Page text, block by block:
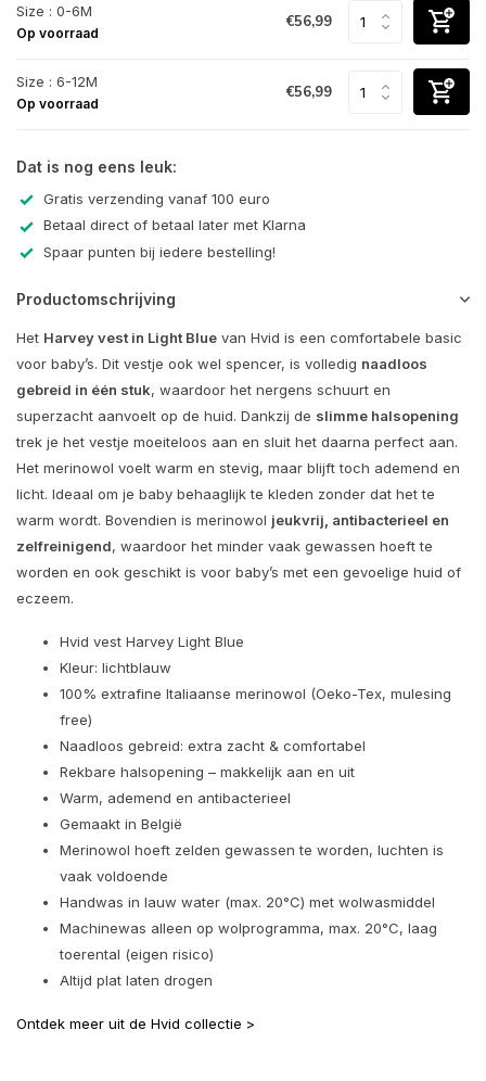
Size : 0-6M
Op voorraad
€56,99
Size : 6-12M
Op voorraad
€56,99
Dat is nog eens leuk:
Gratis verzending vanaf 100 euro
Betaal direct of betaal later met Klarna
Spaar punten bij iedere bestelling!
Productomschrijving
Het Harvey vest in Light Blue van Hvid is een comfortabele basic
voor baby’s. Dit vestje ook wel spencer, is volledig naadloos
gebreid in één stuk, waardoor het nergens schuurt en
superzacht aanvoelt op de huid. Dankzij de slimme halsopening
trek je het vestje moeiteloos aan en sluit het daarna perfect aan.
Het merinowol voelt warm en stevig, maar blijft toch ademend en
licht. Ideaal om je baby behaaglijk te kleden zonder dat het te
warm wordt. Bovendien is merinowol jeukvrij, antibacterieel en
zelfreinigend, waardoor het minder vaak gewassen hoeft te
worden en ook geschikt is voor baby’s met een gevoelige huid of
eczeem.
Hvid vest Harvey Light Blue
Kleur: lichtblauw
100% extrafine Italiaanse merinowol (Oeko-Tex, mulesing
free)
Naadloos gebreid: extra zacht & comfortabel
Rekbare halsopening – makkelijk aan en uit
Warm, ademend en antibacterieel
Gemaakt in België
Merinowol hoeft zelden gewassen te worden, luchten is
vaak voldoende
Handwas in lauw water (max. 20°C) met wolwasmiddel
Machinewas alleen op wolprogramma, max. 20°C, laag
toerental (eigen risico)
Altijd plat laten drogen
Ontdek meer uit de Hvid collectie >